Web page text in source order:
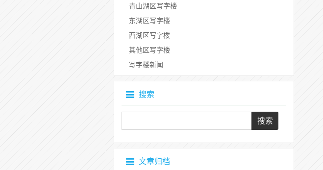
青山湖区写字楼
东湖区写字楼
西湖区写字楼
其他区写字楼
写字楼新闻
搜索
文章归档